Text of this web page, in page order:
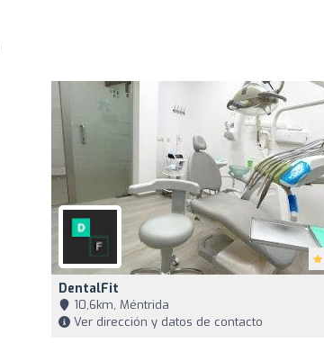
DentalFit
10,6km, Méntrida
Ver dirección y datos de contacto